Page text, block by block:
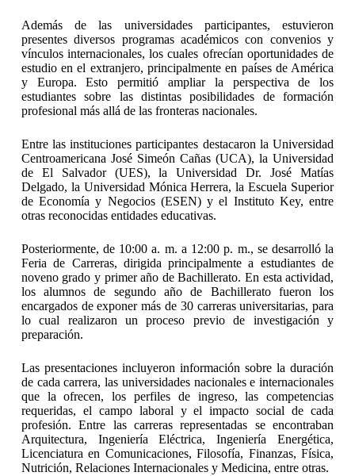
Además de las universidades participantes, estuvieron
presentes diversos programas académicos con convenios y
vínculos internacionales, los cuales ofrecían oportunidades de
estudio en el extranjero, principalmente en países de América
y Europa. Esto permitió ampliar la perspectiva de los
estudiantes sobre las distintas posibilidades de formación
profesional más allá de las fronteras nacionales.
Entre las instituciones participantes destacaron la Universidad
Centroamericana José Simeón Cañas (UCA), la Universidad
de El Salvador (UES), la Universidad Dr. José Matías
Delgado, la Universidad Mónica Herrera, la Escuela Superior
de Economía y Negocios (ESEN) y el Instituto Key, entre
otras reconocidas entidades educativas.
Posteriormente, de 10:00 a. m. a 12:00 p. m., se desarrolló la
Feria de Carreras, dirigida principalmente a estudiantes de
noveno grado y primer año de Bachillerato. En esta actividad,
los alumnos de segundo año de Bachillerato fueron los
encargados de exponer más de 30 carreras universitarias, para
lo cual realizaron un proceso previo de investigación y
preparación.
Las presentaciones incluyeron información sobre la duración
de cada carrera, las universidades nacionales e internacionales
que la ofrecen, los perfiles de ingreso, las competencias
requeridas, el campo laboral y el impacto social de cada
profesión. Entre las carreras representadas se encontraban
Arquitectura, Ingeniería Eléctrica, Ingeniería Energética,
Licenciatura en Comunicaciones, Filosofía, Finanzas, Física,
Nutrición, Relaciones Internacionales y Medicina, entre otras.